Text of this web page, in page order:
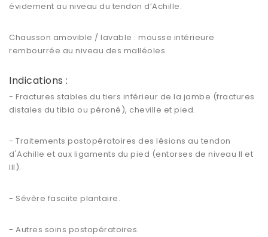
évidement au niveau du tendon d’Achille.
Chausson amovible / lavable : mousse intérieure
rembourrée au niveau des malléoles.
Indications :
- Fractures stables du tiers inférieur de la jambe (fractures
distales du tibia ou péroné), cheville et pied.
- Traitements postopératoires des lésions au tendon
d'Achille et aux ligaments du pied (entorses de niveau II et
III).
- Sévère fasciite plantaire.
- Autres soins postopératoires.